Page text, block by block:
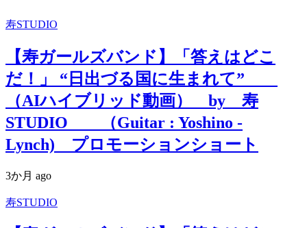
寿STUDIO
【寿ガールズバンド】「答えはどこ
だ！」 “日出づる国に生まれて”
（AIハイブリッド動画） by 寿
STUDIO （Guitar : Yoshino -
Lynch) プロモーションショート
3か月 ago
寿STUDIO